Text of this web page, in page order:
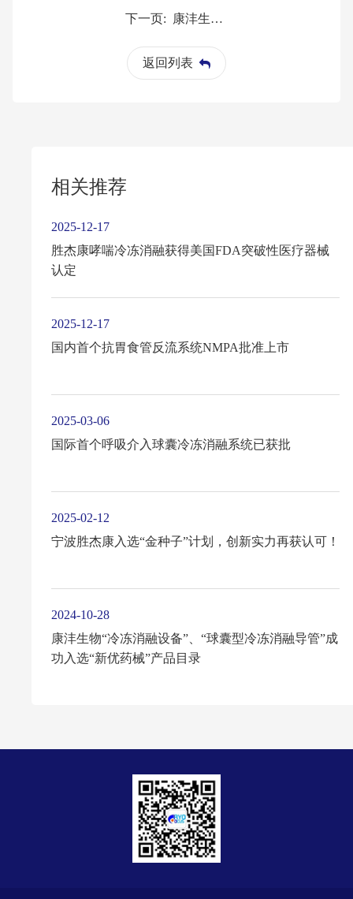
返回列表
下一页: 康沣生物荣获2021中国科创好公司生物医药榜PIONEER-10
相关推荐
2025-12-17
胜杰康哮喘冷冻消融获得美国FDA突破性医疗器械
认定
2025-12-17
国内首个抗胃食管反流系统NMPA批准上市
2025-03-06
国际首个呼吸介入球囊冷冻消融系统已获批
2025-02-12
宁波胜杰康入选“金种子”计划，创新实力再获认可！
2024-10-28
康沣生物“冷冻消融设备”、“球囊型冷冻消融导管”成
功入选“新优药械”产品目录